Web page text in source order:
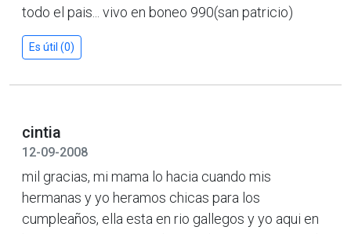
todo el pais... vivo en boneo 990(san patricio)
Es útil (0)
cintia
12-09-2008
mil gracias, mi mama lo hacia cuando mis
hermanas y yo heramos chicas para los
cumpleaños, ella esta en rio gallegos y yo aqui en